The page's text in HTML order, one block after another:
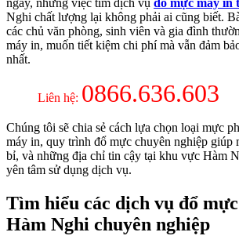
Nghi chất lượng lại không phải ai cũng biết.
các chủ văn phòng, sinh viên và gia đình
máy in, muốn tiết kiệm chi phí mà vẫn đảm
nhất.
Liên hệ: 0866.636.603
Chúng tôi sẽ chia sẻ cách lựa chọn loại mực
máy in, quy trình đổ mực chuyên nghiệp giúp
bỉ, và những địa chỉ tin cậy tại khu vực Hàm
yên tâm sử dụng dịch vụ.
Tìm hiểu các dịch vụ đổ
Hàm Nghi chuyên nghiệp